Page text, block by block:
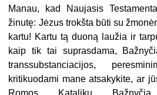
Manau, kad Naujasis
žinutę: Jėzus trokšta būti su
kartu! Kartu tą duoną laužia ir
kaip tik tai suprasdama,
transsubstanciacijos,
kritikuodami mane atsakykite, ar
Romos Katalikų